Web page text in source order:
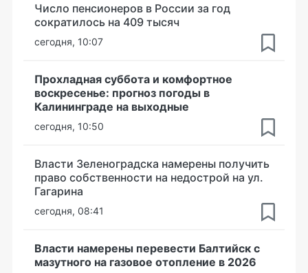
Число пенсионеров в России за год
сократилось на 409 тысяч
сегодня, 10:07
Прохладная суббота и комфортное
воскресенье: прогноз погоды в
Калининграде на выходные
сегодня, 10:50
Власти Зеленоградска намерены получить
право собственности на недострой на ул.
Гагарина
сегодня, 08:41
Власти намерены перевести Балтийск с
мазутного на газовое отопление в 2026